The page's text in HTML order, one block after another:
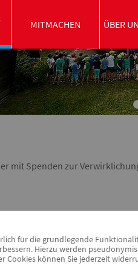
mit Spenden zur
MITMACHEN ÜBER
für die grundlegende
Hierzu werden
Cookies können Sie jederzeit